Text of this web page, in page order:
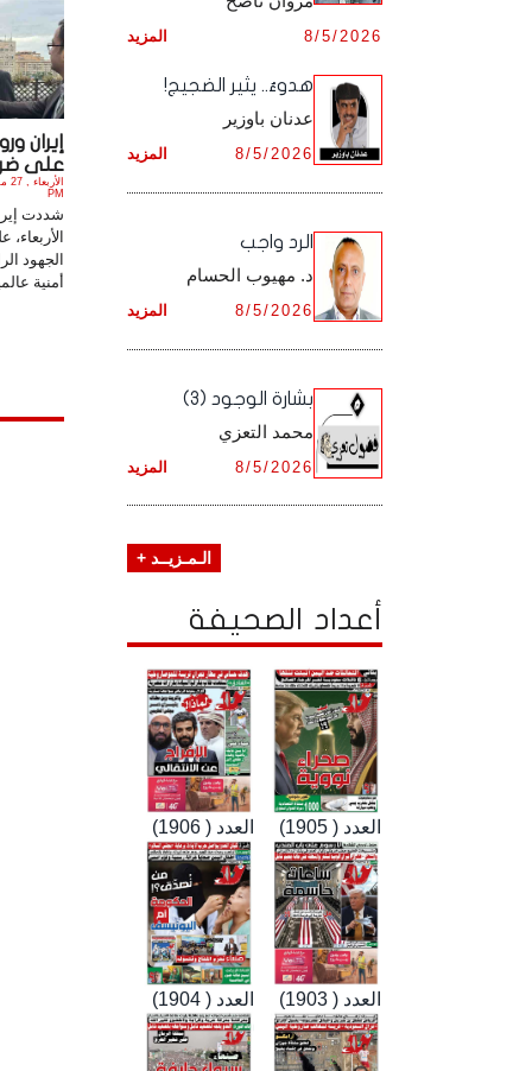
إيران
على
PM
شددت
الجهود
أمنية
أرشيف شهر ديـسـمـبـر ,
أرشيف شهر نـوفـمـبـر ,
أرشيف شهر ديـسـمـبـر ,
المزيد 8/5/2026
هدوءٌ.. يثير الضجيج!
عدنان باوزير
المزيد 8/5/2026
الرد واجب
د. مهيوب الحسام
المزيد 8/5/2026
بشارة الوجود (3)
محمد التعزي
المزيد 8/5/2026
الـمـزيــد +
أعداد الصحيفة
العدد ( 1906) العدد ( 1905)
العدد ( 1904) العدد ( 1903)